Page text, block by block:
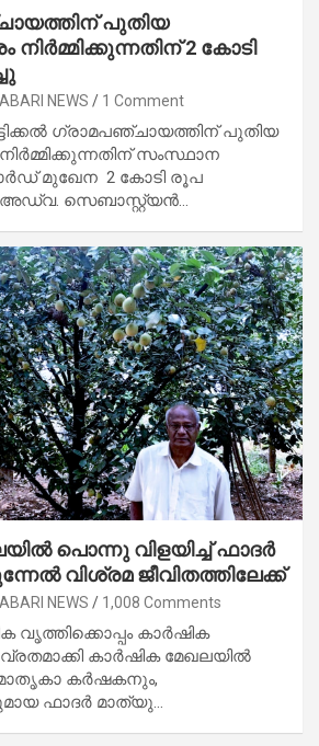
പുതിയ
നിർമ്മിക്കുന്നതിന് 2 കോടി
NEWS 1 Comment
ഗ്രാമപഞ്ചായത്തിന് പുതിയ
സംസ്ഥാന
മുഖേന 2 കോടി രൂപ
അഡ്വ. സെബാസ്റ്റ്യൻ…
പൊന്നു വിളയിച്ച് ഫാദർ
വിശ്രമ ജീവിതത്തിലേക്ക്
NEWS 1,008 Comments
വൃത്തിക്കൊപ്പം കാർഷിക
കാർഷിക മേഖലയിൽ
മാതൃകാ കർഷകനും,
ഫാദർ മാത്യു…